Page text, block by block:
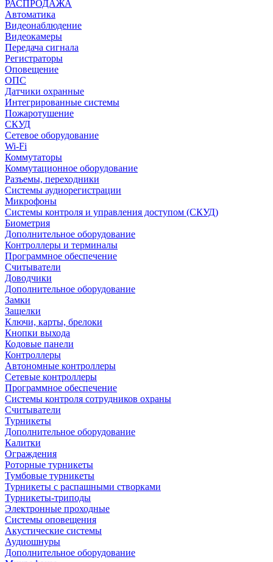
РАСПРОДАЖА
Автоматика
Видеонаблюдение
Видеокамеры
Передача сигнала
Регистраторы
Оповещение
ОПС
Датчики охранные
Интегрированные системы
Пожаротушение
СКУД
Сетевое оборудование
Wi-Fi
Коммутаторы
Коммутационное оборудование
Разъемы, переходники
Системы аудиорегистрации
Микрофоны
Системы контроля и управления доступом (СКУД)
Биометрия
Дополнительное оборудование
Контроллеры и терминалы
Программное обеспечение
Считыватели
Доводчики
Дополнительное оборудование
Замки
Защелки
Ключи, карты, брелоки
Кнопки выхода
Кодовые панели
Контроллеры
Автономные контроллеры
Сетевые контроллеры
Программное обеспечение
Системы контроля сотрудников охраны
Считыватели
Турникеты
Дополнительное оборудование
Калитки
Ограждения
Роторные турникеты
Тумбовые турникеты
Турникеты с распашными створками
Турникеты-триподы
Электронные проходные
Системы оповещения
Акустические системы
Аудиошнуры
Дополнительное оборудование